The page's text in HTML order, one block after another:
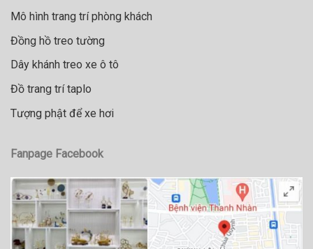
Mô hình trang trí phòng khách
Đồng hồ treo tường
Dây khánh treo xe ô tô
Đồ trang trí taplo
Tượng phật để xe hơi
Fanpage Facebook